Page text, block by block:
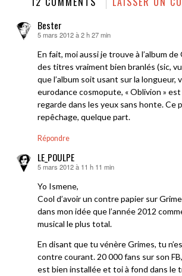
Bester
dit :
5 mars 2012 à 2 h 27 min
En fait, moi aussi je trouve à l’album
des titres vraiment bien branlés (sic,
que l’album soit usant sur la longueur,
eurodance cosmopute, « Oblivion »
regarde dans les yeux sans honte. Ce
repêchage, quelque part.
Répondre
LE_POULPE
dit :
5 mars 2012 à 11 h 11 min
Yo Ismene,
Cool d’avoir un contre papier sur
dans mon idée que l’année 2012
musical le plus total.
En disant que tu vénère Grimes, tu
contre courant. 20 000 fans sur son
est bien installée et toi à fond dans le